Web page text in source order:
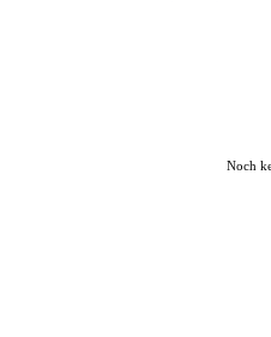
Noch